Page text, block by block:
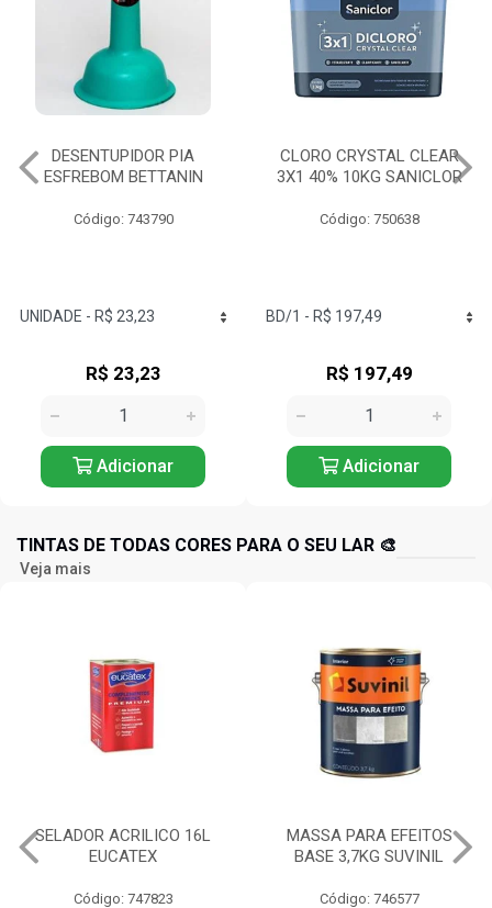
CLORO CRYSTAL CLEAR
3X1 40% 10KG SANICLOR
Código: 750638
R$ 197,49
Adicionar
SODA CÁUSTICA 300G
SATURNO
Código: 749815
R$ 14,60
Adicionar
TINTAS DE TODAS CORES PARA O SEU LAR 🎨
Veja mais
MASSA PARA EFEITOS
BASE 3,7KG SUVINIL
Código: 746577
IQUINE DIATEX ACRILICA
15LT BALDE BRANCO NEVE
Código: 734826